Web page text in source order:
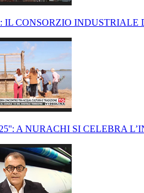
IL CONSORZIO
A NURACHI SI CELEBRA